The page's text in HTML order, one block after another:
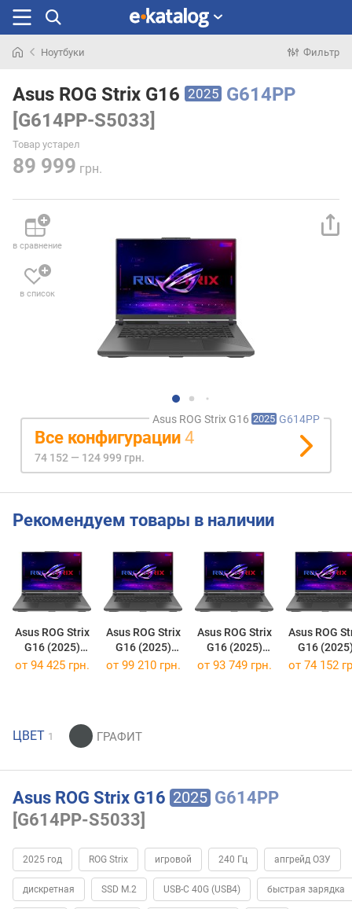
раньше
Ноутбуки Фильтр
Asus ROG Strix G16 2025 G614PP
[G614PP-S5033]
Товар устарел
89 999 грн.
в сравнение
в список
Asus ROG Strix G16 2025 G614PP
Все конфигурации 4
74 152 — 124 999 грн.
Рекомендуем товары в наличии
Asus ROG Strix
G16 (2025)
G614FP
Asus ROG Strix
G16 (2025)
G614PR
Asus ROG Strix
G16 (2025)
G614PR
Asus ROG
G16
G614PP
от 94 425 грн. от 99 210 грн. от 93 749 грн. от 74 152
ЦВЕТ 1
Asus ROG Strix G16 2025 G614PP
[G614PP-S5033]
2025 год ROG Strix игровой 240 Гц апгрейд ОЗУ
дискретная SSD M.2 USB-C 40G (USB4) быстрая зарядка